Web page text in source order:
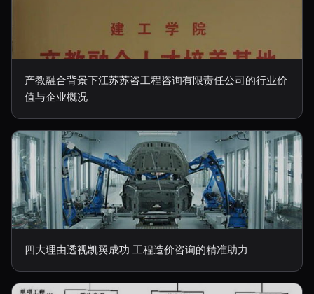
产教融合背景下江苏苏咨工程咨询有限责任公司的行业价
值与企业概况
四大理由透视凯翼成功 工程造价咨询的精准助力